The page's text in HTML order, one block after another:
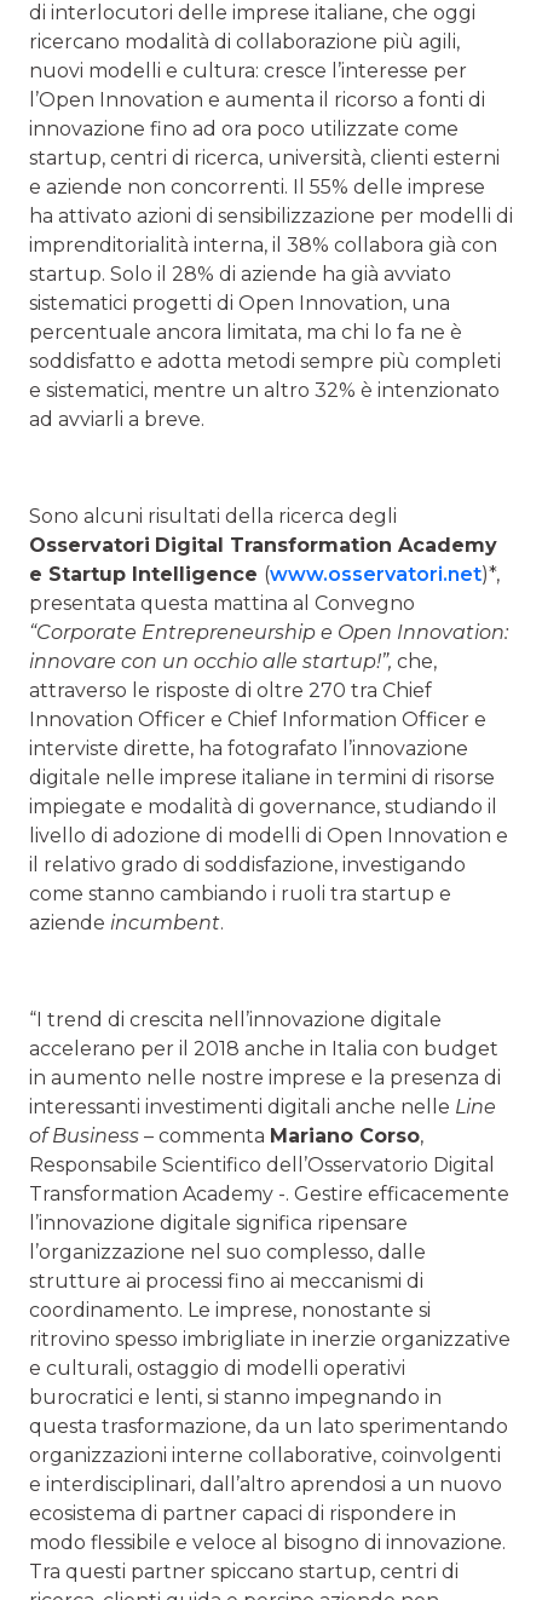
di interlocutori delle imprese italiane, che oggi
ricercano modalità di collaborazione più agili,
nuovi modelli e cultura: cresce l’interesse per
l’Open Innovation e aumenta il ricorso a fonti di
innovazione fino ad ora poco utilizzate come
startup, centri di ricerca, università, clienti esterni
e aziende non concorrenti. Il 55% delle imprese
ha attivato azioni di sensibilizzazione per modelli di
imprenditorialità interna, il 38% collabora già con
startup. Solo il 28% di aziende ha già avviato
sistematici progetti di Open Innovation, una
percentuale ancora limitata, ma chi lo fa ne è
soddisfatto e adotta metodi sempre più completi
e sistematici, mentre un altro 32% è intenzionato
ad avviarli a breve.
Sono alcuni risultati della ricerca degli
Osservatori Digital Transformation Academy
e Startup Intelligence (www.osservatori.net)*,
presentata questa mattina al Convegno
“Corporate Entrepreneurship e Open Innovation:
innovare con un occhio alle startup!”, che,
attraverso le risposte di oltre 270 tra Chief
Innovation Officer e Chief Information Officer e
interviste dirette, ha fotografato l’innovazione
digitale nelle imprese italiane in termini di risorse
impiegate e modalità di governance, studiando il
livello di adozione di modelli di Open Innovation e
il relativo grado di soddisfazione, investigando
come stanno cambiando i ruoli tra startup e
aziende incumbent.
“I trend di crescita nell’innovazione digitale
accelerano per il 2018 anche in Italia con budget
in aumento nelle nostre imprese e la presenza di
interessanti investimenti digitali anche nelle Line
of Business – commenta Mariano Corso,
Responsabile Scientifico dell’Osservatorio Digital
Transformation Academy -. Gestire efficacemente
l’innovazione digitale significa ripensare
l’organizzazione nel suo complesso, dalle
strutture ai processi fino ai meccanismi di
coordinamento. Le imprese, nonostante si
ritrovino spesso imbrigliate in inerzie organizzative
e culturali, ostaggio di modelli operativi
burocratici e lenti, si stanno impegnando in
questa trasformazione, da un lato sperimentando
organizzazioni interne collaborative, coinvolgenti
e interdisciplinari, dall’altro aprendosi a un nuovo
ecosistema di partner capaci di rispondere in
modo flessibile e veloce al bisogno di innovazione.
Tra questi partner spiccano startup, centri di